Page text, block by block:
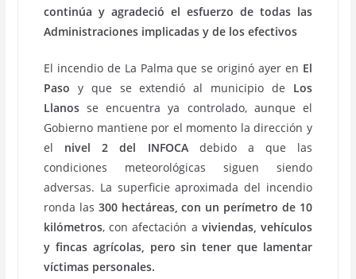
continúa y agradeció el esfuerzo de todas las
Administraciones implicadas y de los efectivos
El incendio de La Palma que se originó ayer en El
Paso y que se extendió al municipio de Los
Llanos se encuentra ya controlado, aunque el
Gobierno mantiene por el momento la dirección y
el nivel 2 del INFOCAdebido a que las
condiciones meteorológicas siguen siendo
adversas. La superficie aproximada del incendio
ronda las 300 hectáreas, con un perímetro de 10
kilómetros, con afectación a viviendas, vehículos
y fincas agrícolas, pero sin tener que lamentar
víctimas personales.